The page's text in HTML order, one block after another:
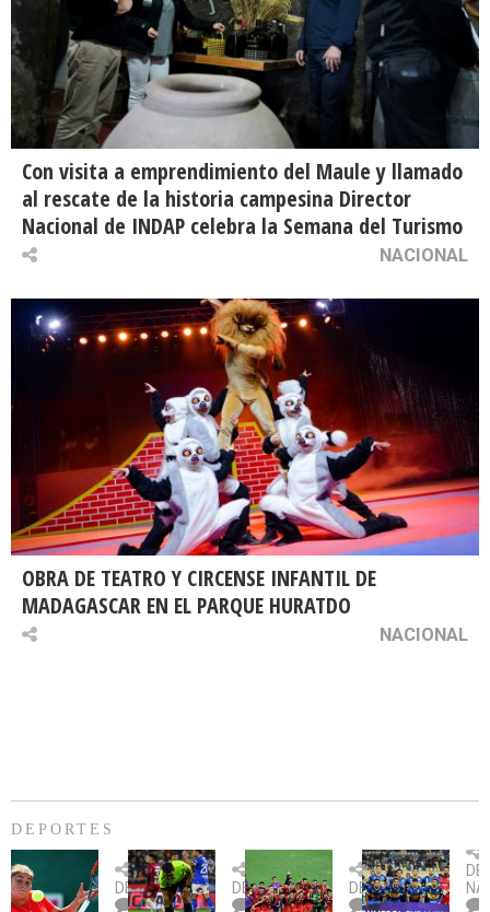
Con visita a emprendimiento del Maule y llamado
al rescate de la historia campesina Director
Nacional de INDAP celebra la Semana del Turismo
NACIONAL
OBRA DE TEATRO Y CIRCENSE INFANTIL DE
MADAGASCAR EN EL PARQUE HURATDO
NACIONAL
DEPORTES
Billie
Jean
King
DEPORTES
U.
Católica
fue
DEPORTES
Copa
Sudamericana:
U.
DEPORTES
un